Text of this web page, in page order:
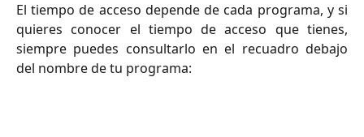
El tiempo de acceso depende de cada programa, y si
quieres conocer el tiempo de acceso que tienes,
siempre puedes consultarlo en el recuadro debajo
del nombre de tu programa: